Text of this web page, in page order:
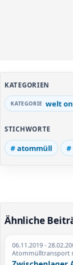
KATEGORIEN
welt
STICHWORTE
atommüll
Ähnliche
06.11.2019-
Atommülltransport